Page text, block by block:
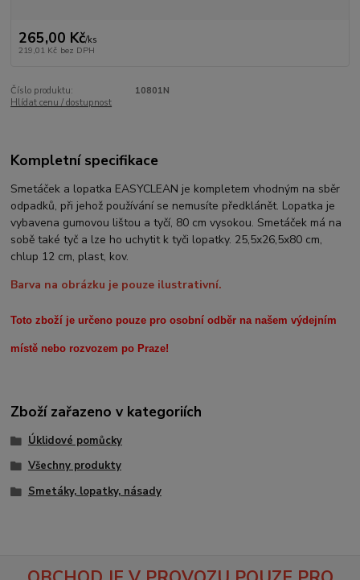
265,00 Kč/ks
219,01 Kč bez DPH
Číslo produktu:
10801N
Hlídat cenu / dostupnost
Kompletní specifikace
Smetáček a lopatka EASYCLEAN je kompletem vhodným na sběr
odpadků, při jehož používání se nemusíte předklánět. Lopatka je
vybavena gumovou lištou a tyčí, 80 cm vysokou. Smetáček má na
sobě také tyč a lze ho uchytit k tyči lopatky. 25,5x26,5x80 cm,
chlup 12 cm, plast, kov.
Barva na obrázku je pouze ilustrativní.
Toto zboží je určeno pouze pro osobní odběr na našem výdejním
místě nebo rozvozem po Praze!
Zboží zařazeno v kategoriích
Úklidové pomůcky
Všechny produkty
Smetáky, lopatky, násady